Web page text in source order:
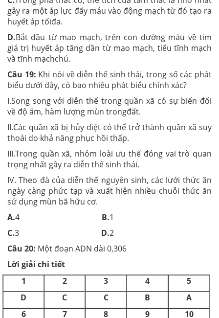
gây ra một áp lực đẩy máu vào động mạch từ đó tạo ra
huyết áp tốiđa.
D.Bắt đầu từ mao mạch, trên con đường máu về tim
giá trị huyết áp tăng dần từ mao mạch, tiểu tĩnh mạch
và tĩnh mạchchủ.
Câu 19: Khi nói về diễn thế sinh thái, trong số các phát
biểu dưới đây, có bao nhiêu phát biểu chính xác?
I.Song song với diễn thế trong quần xã có sự biến đổi
về độ ẩm, hàm lượng mùn trongđất.
II.Các quần xã bị hủy diệt có thể trở thành quần xã suy
thoái do khả năng phục hồi thấp.
III.Trong quần xã, nhóm loài ưu thế đóng vai trò quan
trọng nhất gây ra diễn thế sinh thái.
IV. Theo đà của diễn thế nguyên sinh, các lưới thức ăn
ngày càng phức tạp và xuất hiện nhiều chuỗi thức ăn
sử dụng mùn bã hữu cơ.
A.4 B.1
C.3 D.2
Câu 20: Một đoạn ADN dài 0,306
Lời giải chi tiết
1
2 3 4
5
D
C C B
A
6
7 8 9
10